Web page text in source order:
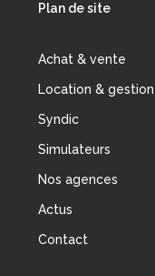
Plan de site
Achat & vente
Location & gestion
Syndic
Simulateurs
Nos agences
Actus
Contact